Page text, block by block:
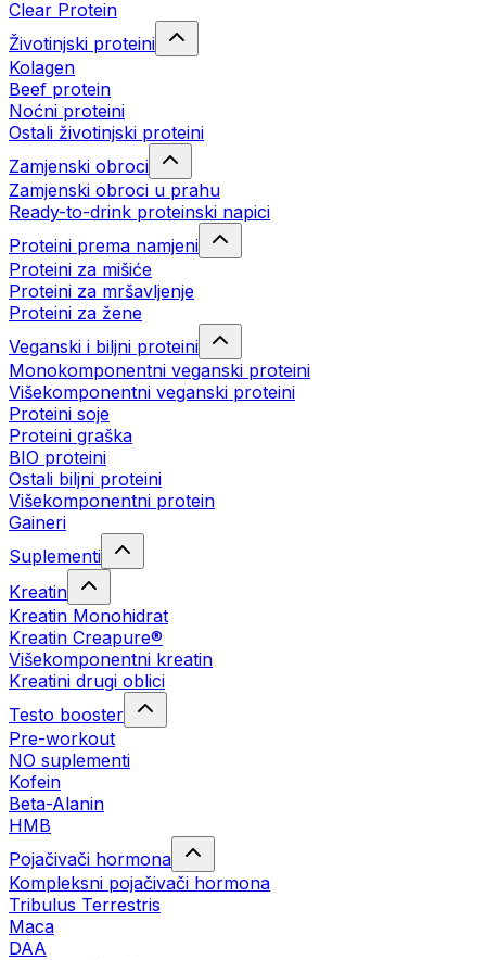
Clear Protein
Životinjski proteini
Kolagen
Beef protein
Noćni proteini
Ostali životinjski proteini
Zamjenski obroci
Zamjenski obroci u prahu
Ready-to-drink proteinski napici
Proteini prema namjeni
Proteini za mišiće
Proteini za mršavljenje
Proteini za žene
Veganski i biljni proteini
Monokomponentni veganski proteini
Višekomponentni veganski proteini
Proteini soje
Proteini graška
BIO proteini
Ostali biljni proteini
Višekomponentni protein
Gaineri
Suplementi
Kreatin
Kreatin Monohidrat
Kreatin Creapure®
Višekomponentni kreatin
Kreatini drugi oblici
Testo booster
Pre-workout
NO suplementi
Kofein
Beta-Alanin
HMB
Pojačivači hormona
Kompleksni pojačivači hormona
Tribulus Terrestris
Maca
DAA